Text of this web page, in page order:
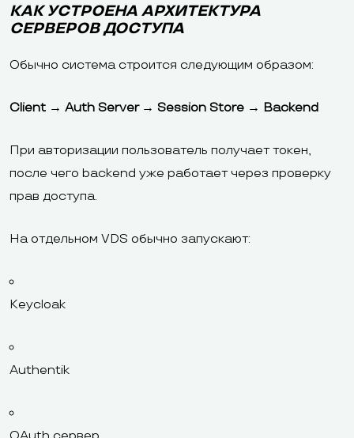
КАК УСТРОЕНА АРХИТЕКТУРА
СЕРВЕРОВ ДОСТУПА
Обычно система строится следующим образом:
Client → Auth Server → Session Store → Backend
При авторизации пользователь получает токен,
после чего backend уже работает через проверку
прав доступа.
На отдельном VDS обычно запускают:
Keycloak
Authentik